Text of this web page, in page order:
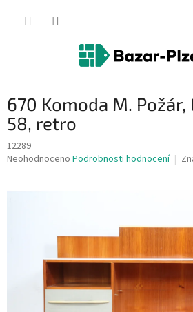
670 Komoda M.
58, retro
12289
Průměrné
Neohodnoceno Podrobnosti hodnocení